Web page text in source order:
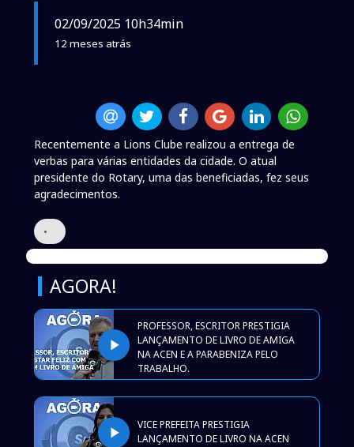
02/09/2025 10h34min
12 meses atrás
Recentemente a Lions Clube realizou a entrega de
verbas para várias entidades da cidade. O atual
presidente do Rotary, uma das beneficiadas, fez seus
agradecimentos.
•
AGORA!
play_arrow
PROFESSOR, ESCRITOR PRESTIGIA
LANÇAMENTO DE LIVRO DE AMIGA
NA ACEN E A PARABENIZA PELO
TRABALHO.
play_arrow
VICE PREFEITA PRESTIGIA
LANÇAMENTO DE LIVRO NA ACEN